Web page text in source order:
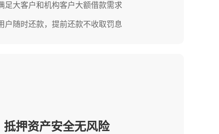
足大客户和机构客户大额借款需求
户随时还款，提前还款不收取罚息
押资产安全无风险